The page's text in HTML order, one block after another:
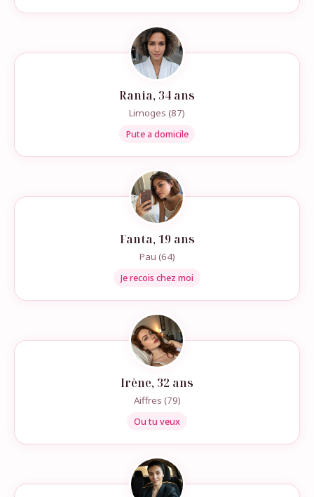
Rania, 34 ans
Limoges (87)
Pute a domicile
Fanta, 19 ans
Pau (64)
Je recois chez moi
Irène, 32 ans
Aiffres (79)
Ou tu veux